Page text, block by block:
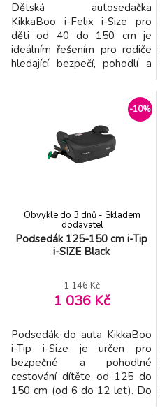
Dětská autosedačka
KikkaBoo i-Felix i-Size pro
děti od 40 do 150 cm je
ideálním řešením pro rodiče
hledající bezpečí, pohodlí a
let. Autosedačka splňuje
nejvyšší bezpečnostní
standardy i-Size podle normy
R129/03 a byla testována
organizací TÜV SÜD. Možnost
-10%
Podsedák 125-150 cm i-Tip
i-SIZE Black
Obvykle do 3 dnů - Skladem
dodavatel
1 146 Kč
1 036 Kč
Podsedák do auta KikkaBoo
i-Tip i-Size je určen pro
bezpečné a pohodlné
cestování dítěte od 125 do
150 cm (od 6 do 12 let). Do